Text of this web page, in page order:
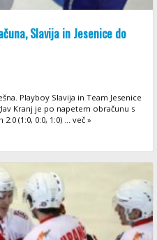
Slavija in Jesenice do
Playboy Slavija in Team Jesenice
Kranj je po napetem obračunu s
(1:0, 0:0, 1:0) ... več »